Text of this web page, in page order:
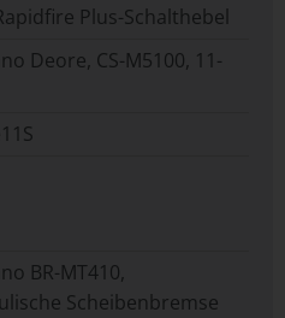
Plus-Schalthebel
Deore, CS-M5100, 11-
BR-MT410,
Scheibenbremse